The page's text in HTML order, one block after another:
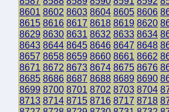
8601 8602 8603 8604 8605 8606
8615 8616 8617 8618 8619 8620
8629 8630 8631 8632 8633 8634
8643 8644 8645 8646 8647 8648
8657 8658 8659 8660 8661 8662
8671 8672 8673 8674 8675 8676
8685 8686 8687 8688 8689 8690
8699 8700 8701 8702 8703 8704
8713 8714 8715 8716 8717 8718